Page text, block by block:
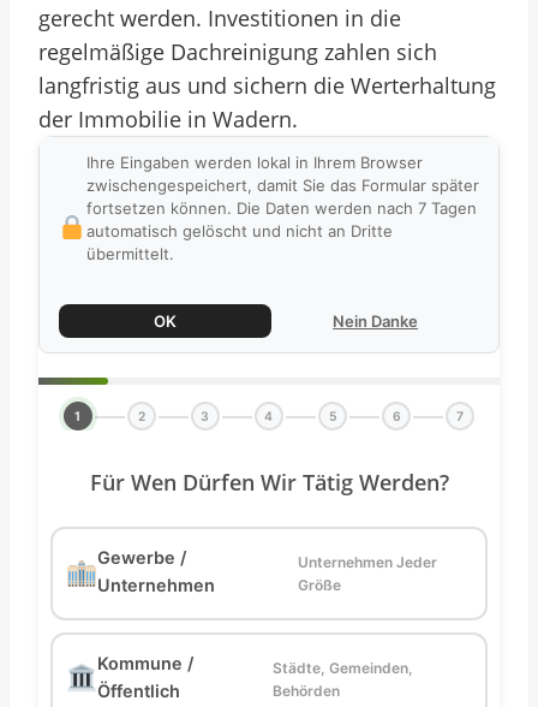
gerecht werden. Investitionen in die
regelmäßige Dachreinigung zahlen sich
langfristig aus und sichern die Werterhaltung
der Immobilie in Wadern.
Ihre Eingaben werden lokal in Ihrem Browser
zwischengespeichert, damit Sie das Formular später
fortsetzen können. Die Daten werden nach 7 Tagen
automatisch gelöscht und nicht an Dritte
übermittelt.
OK Nein Danke
1 2 3 4 5 6 7
Für Wen Dürfen Wir Tätig Werden?
Gewerbe /
Unternehmen
Unternehmen Jeder
Größe
Kommune /
Öffentlich
Städte, Gemeinden,
Behörden